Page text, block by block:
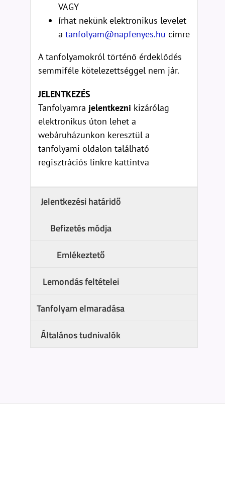
VAGY
írhat nekünk elektronikus levelet
a tanfolyam@napfenyes.hu címre
A tanfolyamokról történő érdeklődés
semmiféle kötelezettséggel nem jár.
JELENTKEZÉS
Tanfolyamra jelentkezni kizárólag
elektronikus úton lehet a
webáruházunkon keresztül a
tanfolyami oldalon található
regisztrációs linkre kattintva
Jelentkezési határidő
Befizetés módja
Emlékeztető
Lemondás feltételei
Tanfolyam elmaradása
Általános tudnivalók